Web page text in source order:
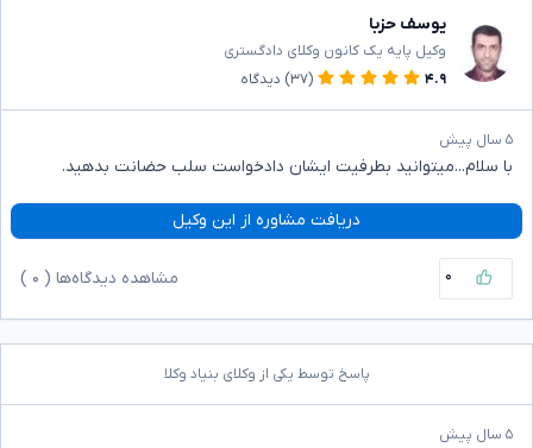
یوسف حزبا
وکیل پایه یک کانون وکلای دادگستری
۴.۹
(۳۷) دیدگاه
۵ سال پیش
با سلام...میتوانید بطرفیت ایشان دادخواست سلب حضانت بدهید.
دریافت مشاوره از این وکیل
۰ مشاهده دیدگاه‌ها ( ۰
پاسخ توسط یکی از وکلای بنیاد وکلا
۵ سال پیش